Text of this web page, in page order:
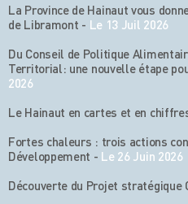
La Province de Hainaut vous
de Libramont - Le 13 Juil 2026
Du Conseil de Politique
Territorial: une nouvelle étape
2026
Le Hainaut en cartes et en
Fortes chaleurs : trois actions
Développement - Le 26 Juin 2026
Découverte du Projet stratégique